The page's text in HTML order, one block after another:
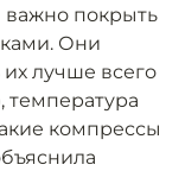
важно покрыть
Они
лучше всего
температура
компрессы